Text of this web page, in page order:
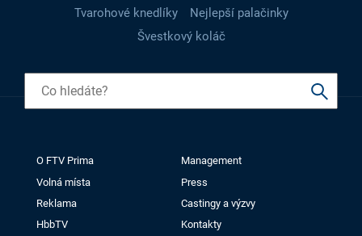
Tvarohové knedlíky
Nejlepší palačinky
Švestkový koláč
O FTV Prima
Management
Volná místa
Press
Reklama
Castingy a výzvy
HbbTV
Kontakty